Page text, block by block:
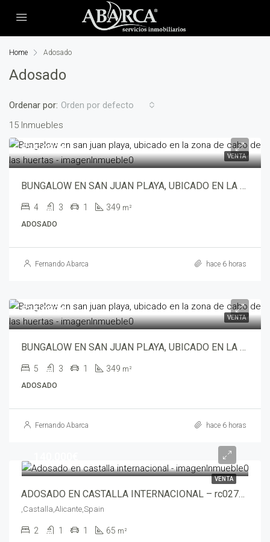
Home Adosado
Adosado
15 Inmuebles
Ordenar por: Orden por defecto
VENTA
525,000€
BUNGALOW EN SAN JUAN PLAYA, UBICADO EN LA ZONA DE CABO DE LAS HUERTAS – wali00582
4 3 1 349 m²
ADOSADO
Fernando Abarca hace 6 horas
VENTA
525,000€
BUNGALOW EN SAN JUAN PLAYA, UBICADO EN LA ZONA DE CABO DE LAS HUERTAS – wali00582-7705
5 3 1 349 m²
ADOSADO
Fernando Abarca hace 6 horas
VENTA
ADOSADO EN CASTALLA INTERNACIONAL – rc02789-4360
,Castalla,Alicante,Spain
2 1 1 65 m²